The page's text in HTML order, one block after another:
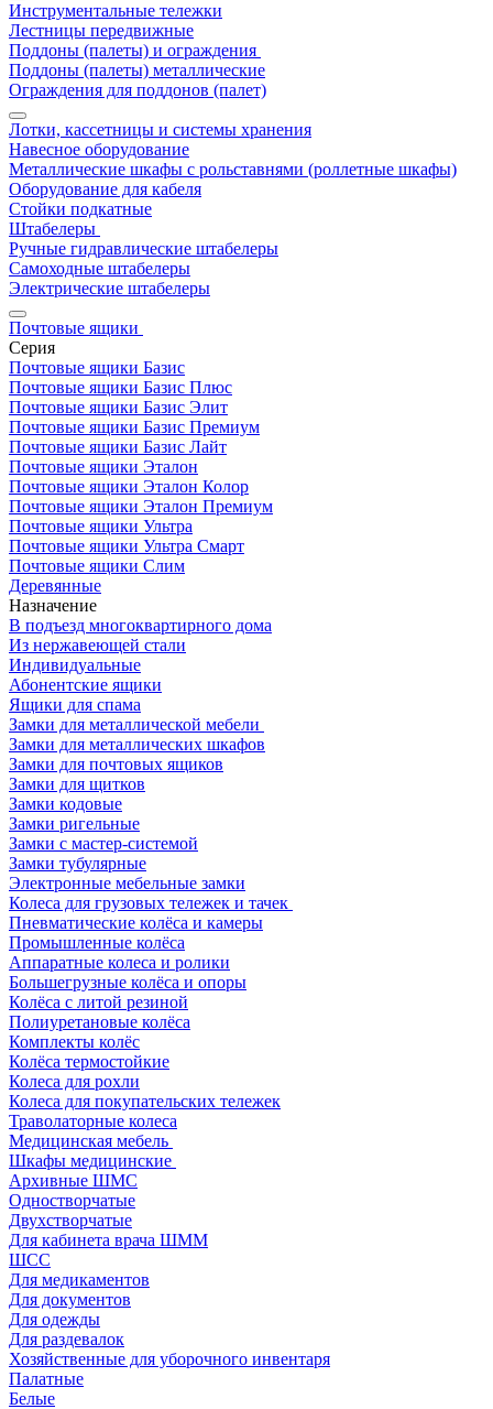
Инструментальные тележки
Лестницы передвижные
Поддоны (палеты) и ограждения
Поддоны (палеты) металлические
Ограждения для поддонов (палет)
Лотки, кассетницы и системы хранения
Навесное оборудование
Металлические шкафы с рольставнями (роллетные шкафы)
Оборудование для кабеля
Стойки подкатные
Штабелеры
Ручные гидравлические штабелеры
Самоходные штабелеры
Электрические штабелеры
Почтовые ящики
Серия
Почтовые ящики Базис
Почтовые ящики Базис Плюс
Почтовые ящики Базис Элит
Почтовые ящики Базис Премиум
Почтовые ящики Базис Лайт
Почтовые ящики Эталон
Почтовые ящики Эталон Колор
Почтовые ящики Эталон Премиум
Почтовые ящики Ультра
Почтовые ящики Ультра Смарт
Почтовые ящики Слим
Деревянные
Назначение
В подъезд многоквартирного дома
Из нержавеющей стали
Индивидуальные
Абонентские ящики
Ящики для спама
Замки для металлической мебели
Замки для металлических шкафов
Замки для почтовых ящиков
Замки для щитков
Замки кодовые
Замки ригельные
Замки с мастер-системой
Замки тубулярные
Электронные мебельные замки
Колеса для грузовых тележек и тачек
Пневматические колёса и камеры
Промышленные колёса
Аппаратные колеса и ролики
Большегрузные колёса и опоры
Колёса с литой резиной
Полиуретановые колёса
Комплекты колёс
Колёса термостойкие
Колеса для рохли
Колеса для покупательских тележек
Траволаторные колеса
Медицинская мебель
Шкафы медицинские
Архивные ШМС
Одностворчатые
Двухстворчатые
Для кабинета врача ШММ
ШСС
Для медикаментов
Для документов
Для одежды
Для раздевалок
Хозяйственные для уборочного инвентаря
Палатные
Белые